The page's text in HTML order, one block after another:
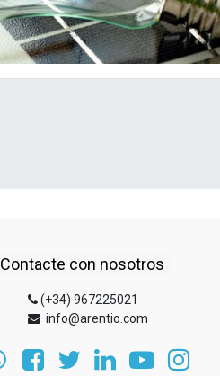
Contacte con nosotros
(+34) 967225021
info@arentio.com